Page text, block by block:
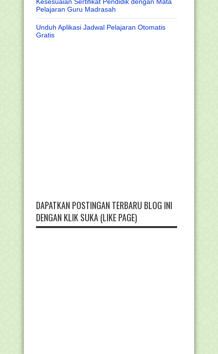
Pelajaran Guru Madrasah
Unduh Aplikasi Jadwal Pelajaran Otomatis
Gratis
DAPATKAN POSTINGAN TERBARU BLOG INI
DENGAN KLIK SUKA (LIKE PAGE)